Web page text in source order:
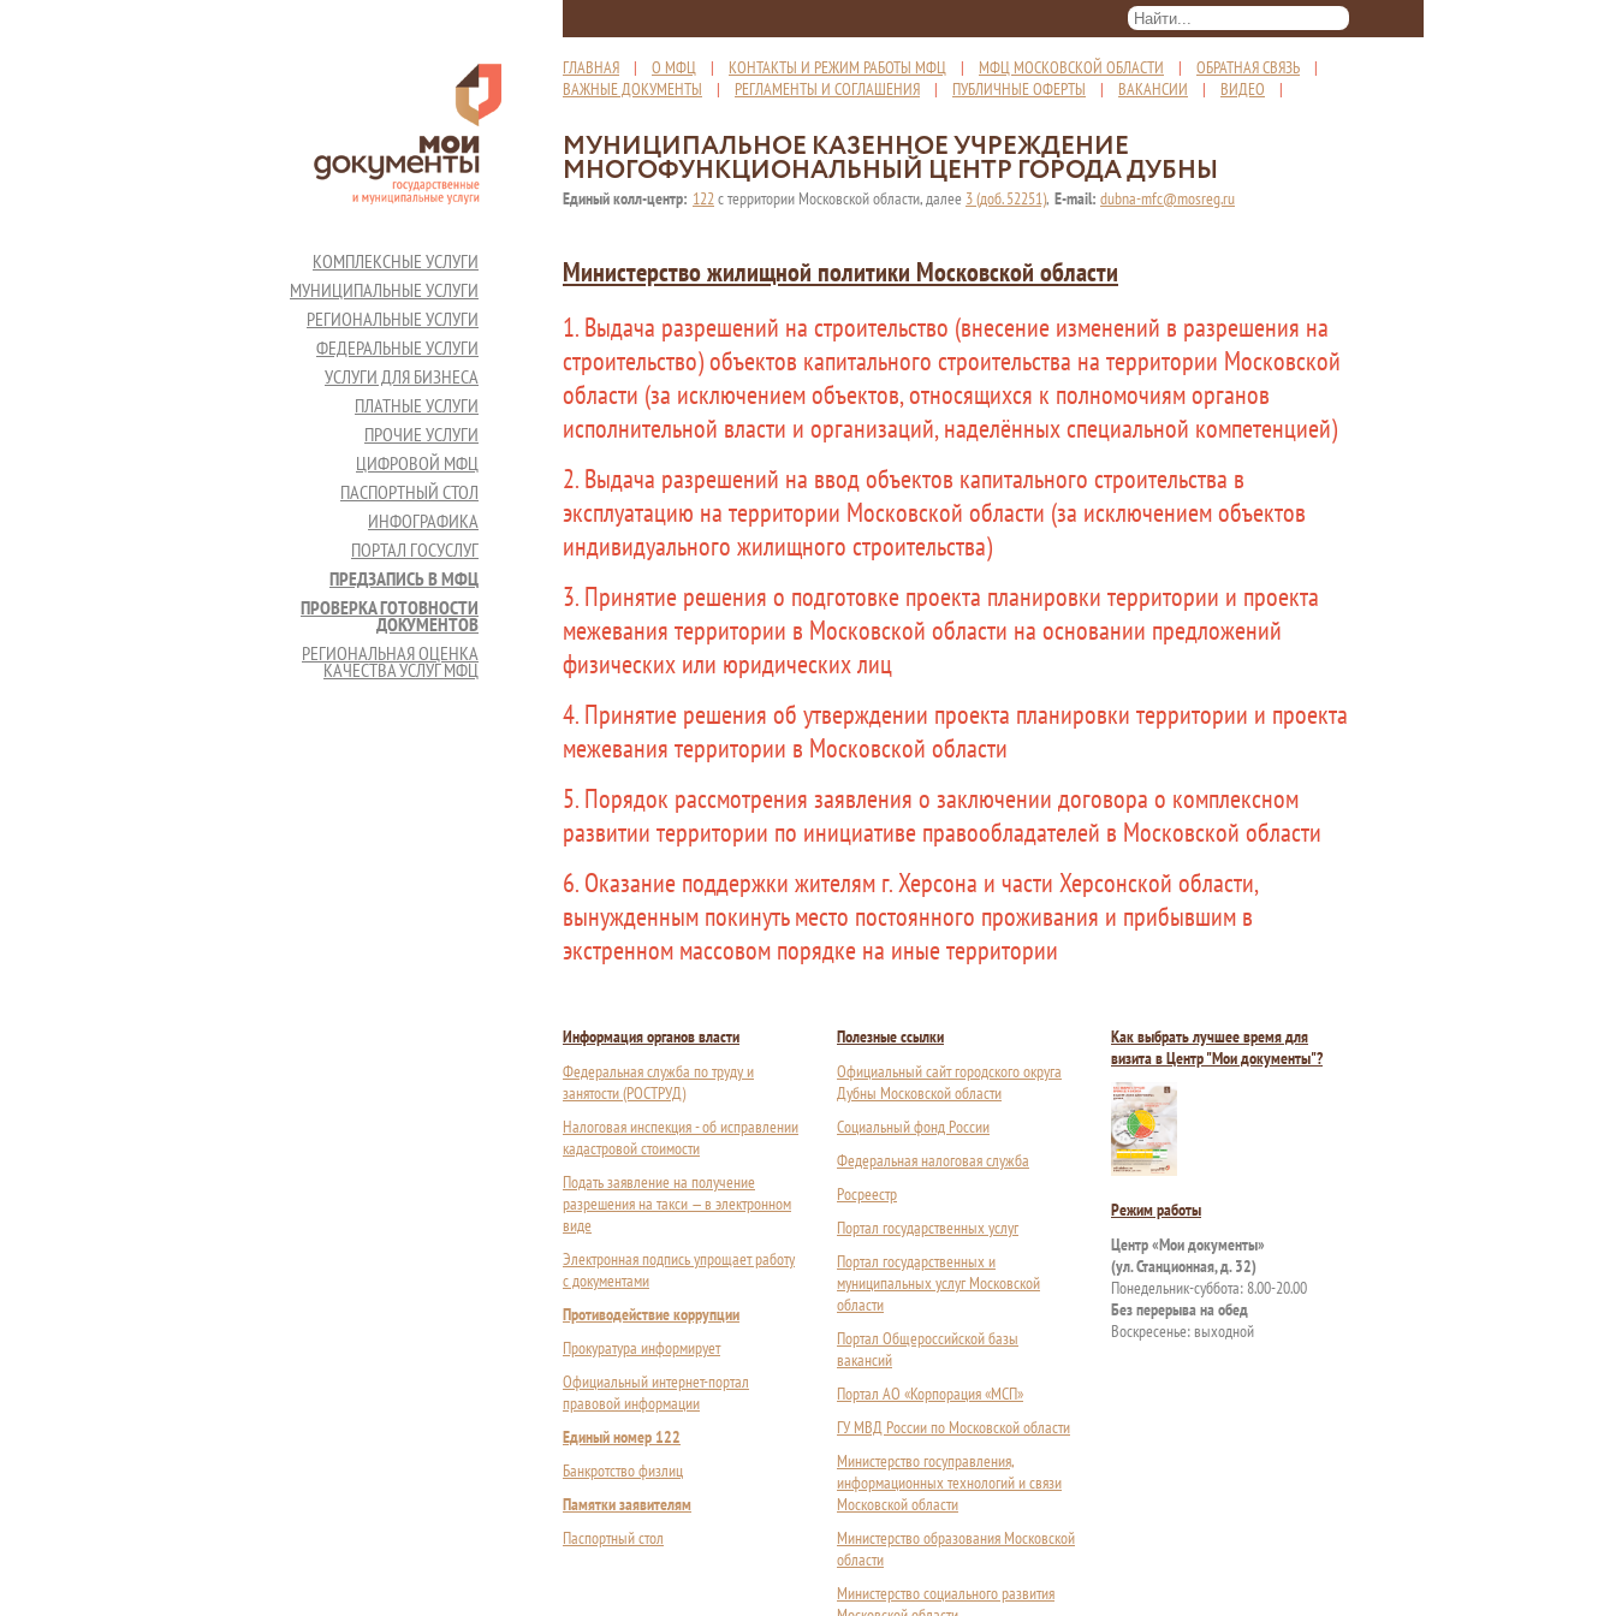
ГЛАВНАЯ | О МФЦ | КОНТАКТЫ И РЕЖИМ РАБОТЫ МФЦ | МФЦ МОСКОВСКОЙ ОБЛАСТИ | ОБРАТНАЯ СВЯЗЬ |
ВАЖНЫЕ ДОКУМЕНТЫ | РЕГЛАМЕНТЫ И СОГЛАШЕНИЯ | ПУБЛИЧНЫЕ ОФЕРТЫ | ВАКАНСИИ | ВИДЕО |
МУНИЦИПАЛЬНОЕ КАЗЕННОЕ УЧРЕЖДЕНИЕ
МНОГОФУНКЦИОНАЛЬНЫЙ ЦЕНТР ГОРОДА ДУБНЫ
Единый колл-центр: 122с территории Московской области, далее 3 (доб. 52251), E-mail: dubna-mfc@mosreg.ru
КОМПЛЕКСНЫЕ УСЛУГИ
МУНИЦИПАЛЬНЫЕ УСЛУГИ
РЕГИОНАЛЬНЫЕ УСЛУГИ
ФЕДЕРАЛЬНЫЕ УСЛУГИ
УСЛУГИ ДЛЯ БИЗНЕСА
ПЛАТНЫЕ УСЛУГИ
ПРОЧИЕ УСЛУГИ
ЦИФРОВОЙ МФЦ
ПАСПОРТНЫЙ СТОЛ
ИНФОГРАФИКА
ПОРТАЛ ГОСУСЛУГ
ПРЕДЗАПИСЬ В МФЦ
ПРОВЕРКА ГОТОВНОСТИ
ДОКУМЕНТОВ
РЕГИОНАЛЬНАЯ ОЦЕНКА
КАЧЕСТВА УСЛУГ МФЦ
Министерство жилищной политики Московской области
1. Выдача разрешений на строительство (внесение изменений в разрешения на
строительство) объектов капитального строительства на территории Московской
области (за исключением объектов, относящихся к полномочиям органов
исполнительной власти и организаций, наделённых специальной компетенцией)
2. Выдача разрешений на ввод объектов капитального строительства в
эксплуатацию на территории Московской области (за исключением объектов
индивидуального жилищного строительства)
3. Принятие решения о подготовке проекта планировки территории и проекта
межевания территории в Московской области на основании предложений
физических или юридических лиц
4. Принятие решения об утверждении проекта планировки территории и проекта
межевания территории в Московской области
5. Порядок рассмотрения заявления о заключении договора о комплексном
развитии территории по инициативе правообладателей в Московской области
6. Оказание поддержки жителям г. Херсона и части Херсонской области,
вынужденным покинуть место постоянного проживания и прибывшим в
экстренном массовом порядке на иные территории
Информация органов власти
Федеральная служба по труду и
занятости (РОСТРУД)
Налоговая инспекция - об исправлении
кадастровой стоимости
Подать заявление на получение
разрешения на такси — в электронном
виде
Электронная подпись упрощает работу
с документами
Противодействие коррупции
Прокуратура информирует
Официальный интернет-портал
правовой информации
Единый номер 122
Банкротство физлиц
Памятки заявителям
Паспортный стол
Полезные ссылки
Официальный сайт городского округа
Дубны Московской области
Социальный фонд России
Федеральная налоговая служба
Росреестр
Портал государственных услуг
Портал государственных и
муниципальных услуг Московской
области
Портал Общероссийской базы
вакансий
Портал АО «Корпорация «МСП»
ГУ МВД России по Московской области
Министерство госуправления,
информационных технологий и связи
Московской области
Министерство образования Московской
области
Министерство социального развития
Как выбрать лучшее время для
визита в Центр "Мои документы"?
Режим работы
Центр «Мои документы»
(ул. Станционная, д. 32)
Понедельник-суббота: 8.00-20.00
Без перерыва на обед
Воскресенье: выходной